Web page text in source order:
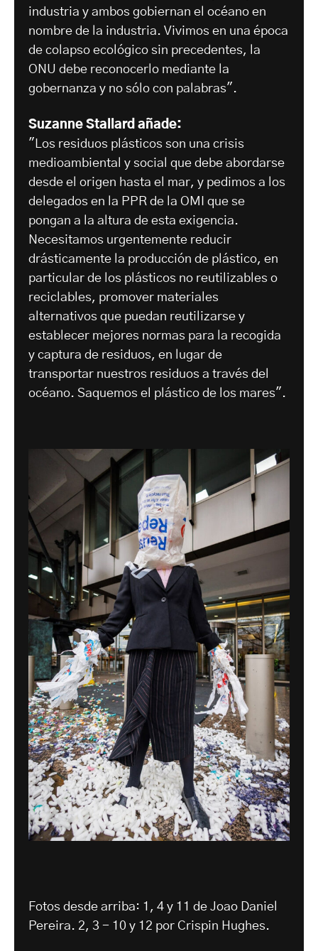
industria y ambos gobiernan el océano en
nombre de la industria. Vivimos en una época
de colapso ecológico sin precedentes, la
ONU debe reconocerlo mediante la
gobernanza y no sólo con palabras".
Suzanne Stallard añade:
"Los residuos plásticos son una crisis
medioambiental y social que debe abordarse
desde el origen hasta el mar, y pedimos a los
delegados en la PPR de la OMI que se
pongan a la altura de esta exigencia.
Necesitamos urgentemente reducir
drásticamente la producción de plástico, en
particular de los plásticos no reutilizables o
reciclables, promover materiales
alternativos que puedan reutilizarse y
establecer mejores normas para la recogida
y captura de residuos, en lugar de
transportar nuestros residuos a través del
océano. Saquemos el plástico de los mares".
Fotos desde arriba: 1, 4 y 11 de Joao Daniel
Pereira. 2, 3 - 10 y 12 por Crispin Hughes.